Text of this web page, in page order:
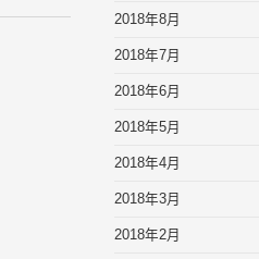
2018年8月
2018年7月
2018年6月
2018年5月
2018年4月
2018年3月
2018年2月